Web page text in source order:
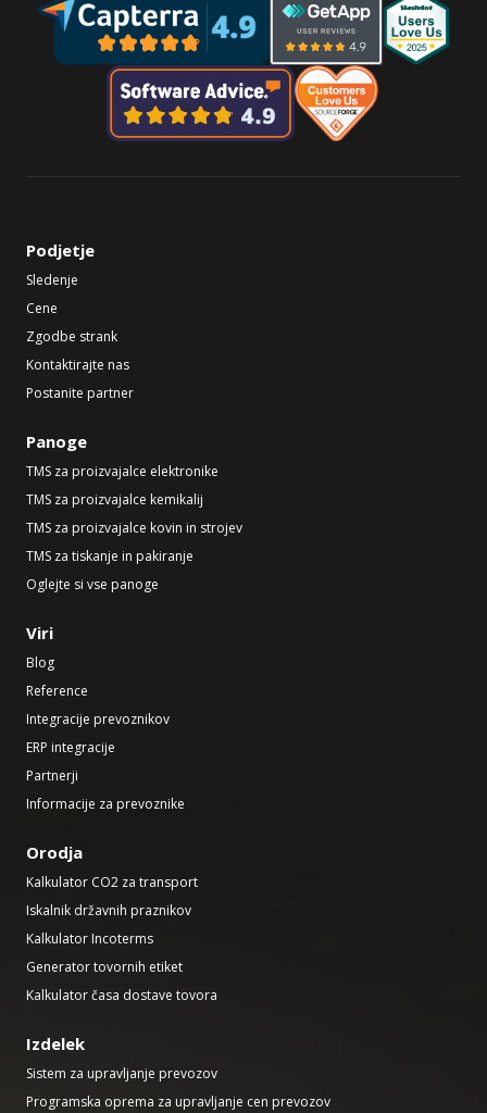
Podjetje
Sledenje
Cene
Zgodbe strank
Kontaktirajte nas
Postanite partner
Panoge
TMS za proizvajalce elektronike
TMS za proizvajalce kemikalij
TMS za proizvajalce kovin in strojev
TMS za tiskanje in pakiranje
Oglejte si vse panoge
Viri
Blog
Reference
Integracije prevoznikov
ERP integracije
Partnerji
Informacije za prevoznike
Orodja
Kalkulator CO2 za transport
Iskalnik državnih praznikov
Kalkulator Incoterms
Generator tovornih etiket
Kalkulator časa dostave tovora
Izdelek
Sistem za upravljanje prevozov
Programska oprema za upravljanje cen prevozov